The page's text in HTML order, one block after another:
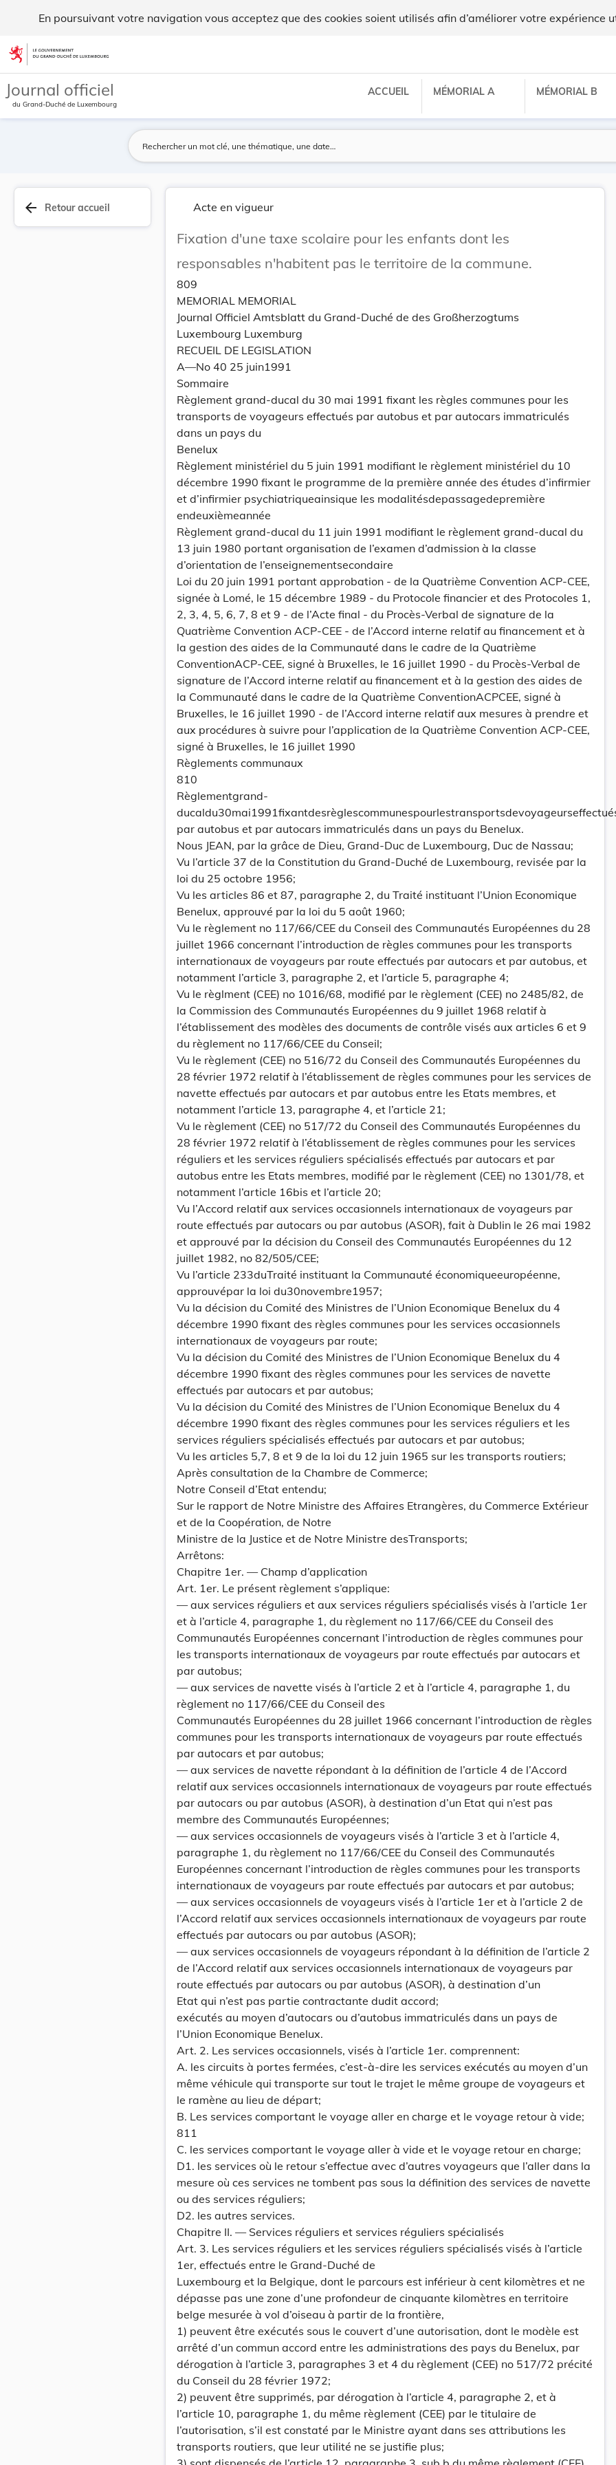
En poursuivant votre navigation vous acceptez que des cookies soient utilisés afin d’améliorer votre expérience
Aller au contenu
Journal officiel
du Grand-Duché de Luxembourg
ACCUEIL MÉMORIAL A MÉMORIAL B
arrow_back Retour accueil Acte en vigueur
Fixation d'une taxe scolaire pour les enfants dont les
responsables n'habitent pas le territoire de la commune.
809
MEMORIAL MEMORIAL
Journal Officiel Amtsblatt du Grand-Duché de des Großherzogtums
Luxembourg Luxemburg
RECUEIL DE LEGISLATION
A—No 40 25 juin1991
Sommaire
Règlement grand-ducal du 30 mai 1991 fixant les règles communes pour les
transports de voyageurs effectués par autobus et par autocars immatriculés
dans un pays du
Benelux
Règlement ministériel du 5 juin 1991 modifiant le règlement ministériel du 10
décembre 1990 fixant le programme de la première année des études d’infirmier
et d’infirmier psychiatriqueainsique les modalitésdepassagedepremière
endeuxièmeannée
Règlement grand-ducal du 11 juin 1991 modifiant le règlement grand-ducal du
13 juin 1980 portant organisation de l’examen d’admission à la classe
d’orientation de l’enseignementsecondaire
Loi du 20 juin 1991 portant approbation - de la Quatrième Convention ACP-CEE,
signée à Lomé, le 15 décembre 1989 - du Protocole financier et des Protocoles 1,
2, 3, 4, 5, 6, 7, 8 et 9 - de l’Acte final - du Procès-Verbal de signature de la
Quatrième Convention ACP-CEE - de l’Accord interne relatif au financement et à
la gestion des aides de la Communauté dans le cadre de la Quatrième
ConventionACP-CEE, signé à Bruxelles, le 16 juillet 1990 - du Procès-Verbal de
signature de l’Accord interne relatif au financement et à la gestion des aides de
la Communauté dans le cadre de la Quatrième ConventionACPCEE, signé à
Bruxelles, le 16 juillet 1990 - de l’Accord interne relatif aux mesures à prendre et
aux procédures à suivre pour l’application de la Quatrième Convention ACP-CEE,
signé à Bruxelles, le 16 juillet 1990
Règlements communaux
810
Règlementgrand-
par autobus et par autocars immatriculés dans un pays du Benelux.
Nous JEAN, par la grâce de Dieu, Grand-Duc de Luxembourg, Duc de Nassau;
Vu l’article 37 de la Constitution du Grand-Duché de Luxembourg, revisée par la
loi du 25 octobre 1956;
Vu les articles 86 et 87, paragraphe 2, du Traité instituant l’Union Economique
Benelux, approuvé par la loi du 5 août 1960;
Vu le règlement no 117/66/CEE du Conseil des Communautés Européennes du 28
juillet 1966 concernant l’introduction de règles communes pour les transports
internationaux de voyageurs par route effectués par autocars et par autobus, et
notamment l’article 3, paragraphe 2, et l’article 5, paragraphe 4;
Vu le règlment (CEE) no 1016/68, modifié par le règlement (CEE) no 2485/82, de
la Commission des Communautés Européennes du 9 juillet 1968 relatif à
l’établissement des modèles des documents de contrôle visés aux articles 6 et 9
du règlement no 117/66/CEE du Conseil;
Vu le règlement (CEE) no 516/72 du Conseil des Communautés Européennes du
28 février 1972 relatif à l’établissement de règles communes pour les services de
navette effectués par autocars et par autobus entre les Etats membres, et
notamment l’article 13, paragraphe 4, et l’article 21;
Vu le règlement (CEE) no 517/72 du Conseil des Communautés Européennes du
28 février 1972 relatif à l’établissement de règles communes pour les services
réguliers et les services réguliers spécialisés effectués par autocars et par
autobus entre les Etats membres, modifié par le règlement (CEE) no 1301/78, et
notamment l’article 16bis et l’article 20;
Vu l’Accord relatif aux services occasionnels internationaux de voyageurs par
route effectués par autocars ou par autobus (ASOR), fait à Dublin le 26 mai 1982
et approuvé par la décision du Conseil des Communautés Européennes du 12
juillet 1982, no 82/505/CEE;
Vu l’article 233duTraité instituant la Communauté économiqueeuropéenne,
approuvépar la loi du30novembre1957;
Vu la décision du Comité des Ministres de l’Union Economique Benelux du 4
décembre 1990 fixant des règles communes pour les services occasionnels
internationaux de voyageurs par route;
Vu la décision du Comité des Ministres de l’Union Economique Benelux du 4
décembre 1990 fixant des règles communes pour les services de navette
effectués par autocars et par autobus;
Vu la décision du Comité des Ministres de l’Union Economique Benelux du 4
décembre 1990 fixant des règles communes pour les services réguliers et les
services réguliers spécialisés effectués par autocars et par autobus;
Vu les articles 5,7, 8 et 9 de la loi du 12 juin 1965 sur les transports routiers;
Après consultation de la Chambre de Commerce;
Notre Conseil d’Etat entendu;
Sur le rapport de Notre Ministre des Affaires Etrangères, du Commerce Extérieur
et de la Coopération, de Notre
Ministre de la Justice et de Notre Ministre desTransports;
Arrêtons:
Chapitre 1er. — Champ d’application
Art. 1er. Le présent règlement s’applique:
— aux services réguliers et aux services réguliers spécialisés visés à l’article 1er
et à l’article 4, paragraphe 1, du règlement no 117/66/CEE du Conseil des
Communautés Européennes concernant l’introduction de règles communes pour
les transports internationaux de voyageurs par route effectués par autocars et
par autobus;
— aux services de navette visés à l’article 2 et à l’article 4, paragraphe 1, du
règlement no 117/66/CEE du Conseil des
Communautés Européennes du 28 juillet 1966 concernant l’introduction de règles
communes pour les transports internationaux de voyageurs par route effectués
par autocars et par autobus;
— aux services de navette répondant à la définition de l’article 4 de l’Accord
relatif aux services occasionnels internationaux de voyageurs par route effectués
par autocars ou par autobus (ASOR), à destination d’un Etat qui n’est pas
membre des Communautés Européennes;
— aux services occasionnels de voyageurs visés à l’article 3 et à l’article 4,
paragraphe 1, du règlement no 117/66/CEE du Conseil des Communautés
Européennes concernant l’introduction de règles communes pour les transports
internationaux de voyageurs par route effectués par autocars et par autobus;
— aux services occasionnels de voyageurs visés à l’article 1er et à l’article 2 de
l’Accord relatif aux services occasionnels internationaux de voyageurs par route
effectués par autocars ou par autobus (ASOR);
— aux services occasionnels de voyageurs répondant à la définition de l’article 2
de l’Accord relatif aux services occasionnels internationaux de voyageurs par
route effectués par autocars ou par autobus (ASOR), à destination d’un
Etat qui n’est pas partie contractante dudit accord;
exécutés au moyen d’autocars ou d’autobus immatriculés dans un pays de
l’Union Economique Benelux.
Art. 2. Les services occasionnels, visés à l’article 1er. comprennent:
A. les circuits à portes fermées, c’est-à-dire les services exécutés au moyen d’un
même véhicule qui transporte sur tout le trajet le même groupe de voyageurs et
le ramène au lieu de départ;
B. Les services comportant le voyage aller en charge et le voyage retour à vide;
811
C. les services comportant le voyage aller à vide et le voyage retour en charge;
D1. les services où le retour s’effectue avec d’autres voyageurs que l’aller dans la
mesure où ces services ne tombent pas sous la définition des services de navette
ou des services réguliers;
D2. les autres services.
Chapitre II. — Services réguliers et services réguliers spécialisés
Art. 3. Les services réguliers et les services réguliers spécialisés visés à l’article
1er, effectués entre le Grand-Duché de
Luxembourg et la Belgique, dont le parcours est inférieur à cent kilomètres et ne
dépasse pas une zone d’une profondeur de cinquante kilomètres en territoire
belge mesurée à vol d’oiseau à partir de la frontière,
1) peuvent être exécutés sous le couvert d’une autorisation, dont le modèle est
arrêté d’un commun accord entre les administrations des pays du Benelux, par
dérogation à l’article 3, paragraphes 3 et 4 du règlement (CEE) no 517/72 précité
du Conseil du 28 février 1972;
2) peuvent être supprimés, par dérogation à l’article 4, paragraphe 2, et à
l’article 10, paragraphe 1, du même règlement (CEE) par le titulaire de
l’autorisation, s’il est constaté par le Ministre ayant dans ses attributions les
transports routiers, que leur utilité ne se justifie plus;